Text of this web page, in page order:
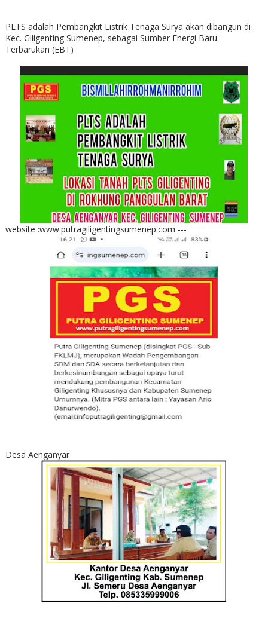
PLTS adalah Pembangkit Listrik Tenaga Surya akan dibangun di
Kec. Giligenting Sumenep, sebagai Sumber Energi Baru
Terbarukan (EBT)
website :www.putragiligentingsumenep.com ---
Desa Aenganyar